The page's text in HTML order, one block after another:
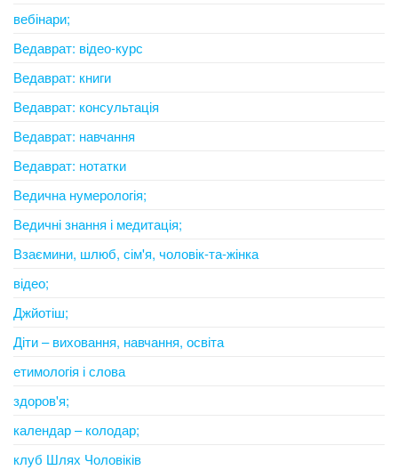
вебінари;
Ведаврат: відео-курс
Ведаврат: книги
Ведаврат: консультація
Ведаврат: навчання
Ведаврат: нотатки
Ведична нумерологія;
Ведичні знання і медитація;
Взаємини, шлюб, сім'я, чоловік-та-жінка
відео;
Джйотіш;
Діти – виховання, навчання, освіта
етимологія і слова
здоров'я;
календар – колодар;
клуб Шлях Чоловіків